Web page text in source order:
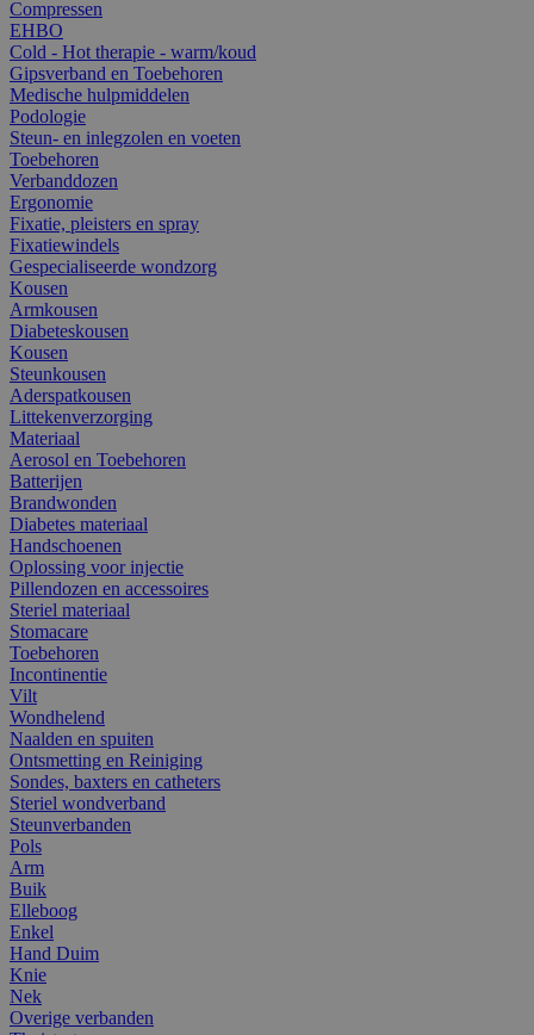
Compressen
EHBO
Cold - Hot therapie - warm/koud
Gipsverband en Toebehoren
Medische hulpmiddelen
Podologie
Steun- en inlegzolen en voeten
Toebehoren
Verbanddozen
Ergonomie
Fixatie, pleisters en spray
Fixatiewindels
Gespecialiseerde wondzorg
Kousen
Armkousen
Diabeteskousen
Kousen
Steunkousen
Aderspatkousen
Littekenverzorging
Materiaal
Aerosol en Toebehoren
Batterijen
Brandwonden
Diabetes materiaal
Handschoenen
Oplossing voor injectie
Pillendozen en accessoires
Steriel materiaal
Stomacare
Toebehoren
Incontinentie
Vilt
Wondhelend
Naalden en spuiten
Ontsmetting en Reiniging
Sondes, baxters en catheters
Steriel wondverband
Steunverbanden
Pols
Arm
Buik
Elleboog
Enkel
Hand Duim
Knie
Nek
Overige verbanden